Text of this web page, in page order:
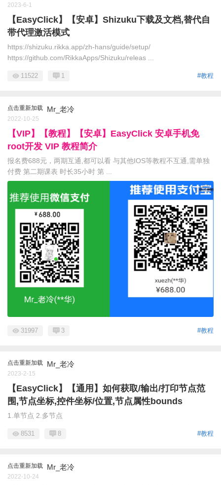
2023-6-1
【EasyClick】【安卓】Shizuku下载及文档,替代自
带代理激活模式
https://shizuku.rikka.app/zh-hans/guide/setup/
https://github.com/RikkaApps/Shizuku/releas ...
#教程
11522 1
点击重新加载 Mr_老冷
2022-10-25
【VIP】【教程】【安卓】EasyClick 安卓手机免
root开发 VIP 教程简介
报名费688元，两期互通,都可以看 与其他IOS等教程不互通,需单独
付费 第二期课表 时长35小时 第 ...
#教程
31997 3
点击重新加载 Mr_老冷
2023-2-15
【EasyClick】【通用】如何获取/输出/打印节点范
围,节点坐标,控件坐标/位置,节点属性bounds
1.单节点 2.多节点
#教程
8531 8
点击重新加载 Mr_老冷
2022-10-24